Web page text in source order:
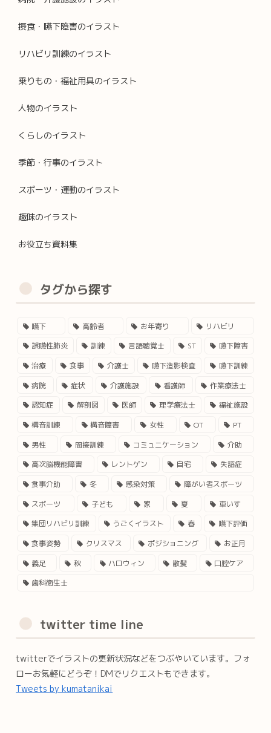
摂食・嚥下障害のイラスト
リハビリ訓練のイラスト
乗りもの・福祉用具のイラスト
人物のイラスト
くらしのイラスト
季節・行事のイラスト
スポーツ・運動のイラスト
趣味のイラスト
お役立ち資料集
タグから探す
嚥下 高齢者 お年寄り
リハビリ
誤嚥性肺炎
訓練 言語聴覚士 ST
嚥下障害
治療
食事 介護士 嚥下造影検査
嚥下訓練
病院
症状 介護施設 看護師
作業療法士
認知症
解剖図 医師 理学療法士
福祉施設
構音訓練
構音障害 女性 OT
PT
男性
間接訓練 コミュニケーション
介助
高次脳機能障害
レントゲン 自宅
失語症
食事介助
冬 感染対策
障がい者スポーツ
スポーツ
子ども 家 夏
車いす
集団リハビリ訓練
うごくイラスト 春
嚥下評価
食事姿勢
クリスマス ポジショニング
お正月
義足
秋 ハロウィン 散髪
口腔ケア
歯科衛生士
twitter time line
twitterでイラストの更新状況などをつぶやいています。フォ
ローお気軽にどうぞ！DMでリクエストもできます。
Tweets by kumatanikai